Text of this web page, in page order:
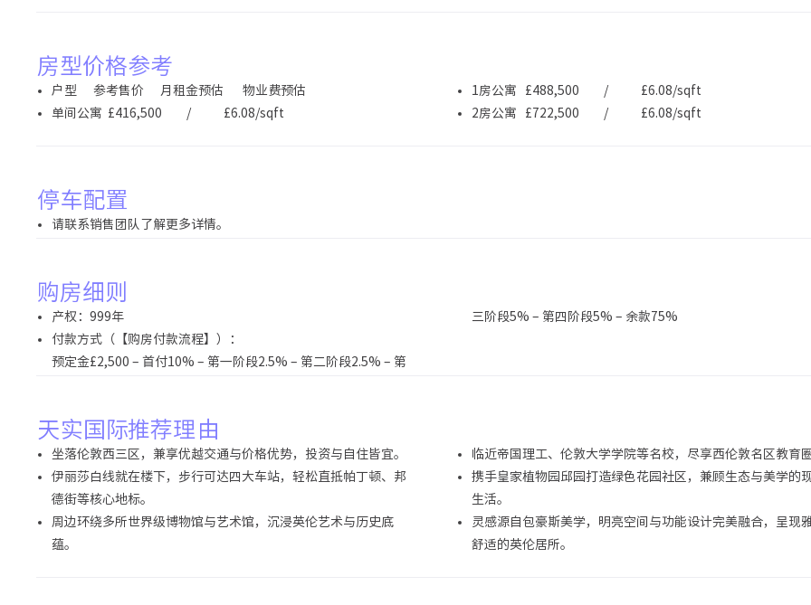
房型价格参考
户型 参考售价 月租金预估 物业费预估
单间公寓 £416,500 / £6.08/sqft
1房公寓 £488,500 / £6.08/sqft
2房公寓 £722,500 / £6.08/sqft
停车配置
请联系销售团队了解更多详情。
购房细则
产权：999年
付款方式（【购房付款流程】）：
预定金£2,500 – 首付10% – 第一阶段2.5% – 第二阶段2.5% – 第
三阶段5% – 第四阶段5% – 余款75%
天实国际推荐理由
坐落伦敦西三区，兼享优越交通与价格优势，投资与自住皆宜。
伊丽莎白线就在楼下，步行可达四大车站，轻松直抵帕丁顿、邦
德街等核心地标。
周边环绕多所世界级博物馆与艺术馆，沉浸英伦艺术与历史底
蕴。
临近帝国理工、伦敦大学学院等名校，尽享西伦敦名区教育
携手皇家植物园邱园打造绿色花园社区，兼顾生态与美学的
生活。
灵感源自包豪斯美学，明亮空间与功能设计完美融合，呈现
舒适的英伦居所。